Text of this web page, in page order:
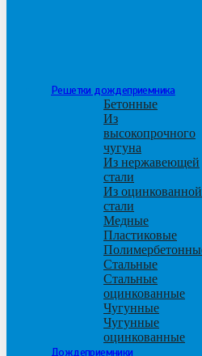
Решетки дождеприемника
Бетонные
Из
высокопрочного
чугуна
Из нержавеющей
стали
Из оцинкованной
стали
Медные
Пластиковые
Стальные
Стальные
оцинкованные
Чугунные
Чугунные
оцинкованные
Дождеприемники